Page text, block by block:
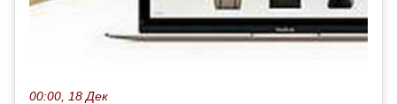
00:00, 18 Дек